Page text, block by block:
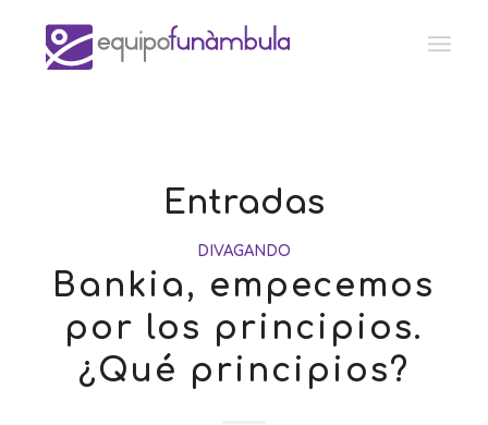
Entradas
DIVAGANDO
Bankia, empecemos
por los principios.
¿Qué principios?